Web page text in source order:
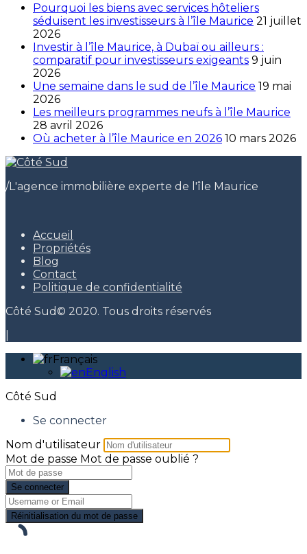
Pourquoi les biens avec services hôteliers
séduisent les investisseurs à l’île Maurice 21 juillet
2026
Investir à l’île Maurice, à Dubaï ou ailleurs :
comparatif pour investisseurs exigeants 9 juin
2026
Une semaine dans le sud de l’île Maurice 19 mai
2026
Les meilleurs programmes neufs à l’île Maurice
28 avril 2026
Où acheter à l’île Maurice en 2026 10 mars 2026
/L'agence immobilière experte de l'île Maurice
Accueil
Propriétés
Blog
Contact
Politique de confidentialité
Côté Sud© 2020. Tous droits réservés
Français
English
Côté Sud
Se connecter
Nom d'utilisateur
Mot de passe Mot de passe oublié ?
Se connecter
Réinitialisation du mot de passe